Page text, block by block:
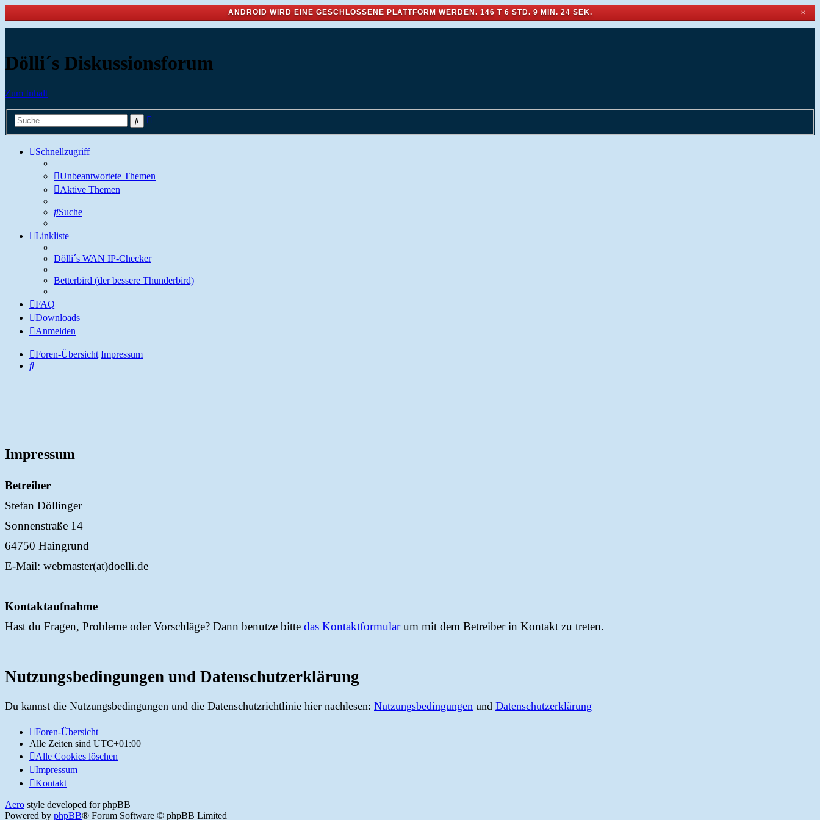
ANDROID WIRD EINE GESCHLOSSENE PLATTFORM WERDEN. 146 T 6 STD. 9 MIN. 24 SEK. ✕
Dölli´s Diskussionsforum
Zum Inhalt
Suche
Schnellzugriff
Unbeantwortete Themen
Aktive Themen
Suche
Linkliste
Dölli´s WAN IP-Checker
Betterbird (der bessere Thunderbird)
FAQ
Downloads
Anmelden
Foren-Übersicht Impressum
Suche
Impressum
Betreiber
Stefan Döllinger
Sonnenstraße 14
64750 Haingrund
E-Mail: webmaster(at)doelli.de
Kontaktaufnahme
Hast du Fragen, Probleme oder Vorschläge? Dann benutze bitte das Kontaktformularum mit dem Betreiber in Kontakt zu treten.
Nutzungsbedingungen und Datenschutzerklärung
Du kannst die Nutzungsbedingungen und die Datenschutzrichtlinie hier nachlesen: Nutzungsbedingungen und Datenschutzerklärung
Foren-Übersicht
Alle Zeiten sind UTC+01:00
Alle Cookies löschen
Impressum
Kontakt
Aero style developed for phpBB
Powered by phpBB® Forum Software © phpBB Limited